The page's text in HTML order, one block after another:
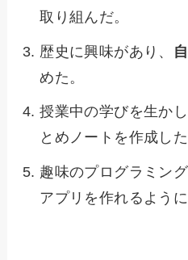
取り組んだ。
歴史に興味があり、
めた。
授業中の学びを生かし
とめノートを作成した
趣味のプログラミン
アプリを作れるように